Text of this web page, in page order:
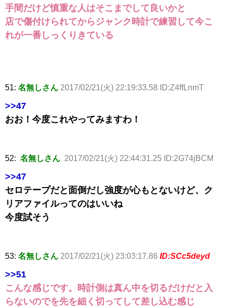
手間だけど慎重な人はそこまでして良いかと
店で傷付けられてからジャンク時計で練習して今こ
れが一番しっくりきている
51: 名無しさん 2017/02/21(火) 22:19:33.58 ID:Z4ffLnmT
>>47
おお！今度これやってみますわ！
52: 名無しさん 2017/02/21(火) 22:44:31.25 ID:2G74jBCM
>>47
セロテープだと面倒だし強度が心もとないけど、ク
リアファイルってのはいいね
今度試そう
53: 名無しさん 2017/02/21(火) 23:03:17.86 ID:SCc5deyd
>>51
こんな感じです。時計側は真ん中を切るだけだと入
らないのでを先を細く切ってして差し込む感じ